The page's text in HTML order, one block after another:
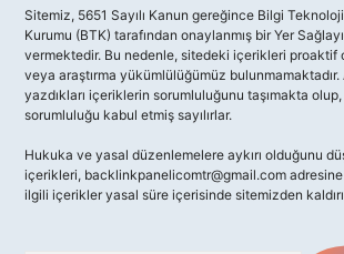
Sitemiz, 5651 Sayılı Kanun gereğince Bilgi
Kurumu (BTK) tarafından onaylanmış bir Yer
vermektedir. Bu nedenle, sitedeki içerikleri proaktif
veya araştırma yükümlülüğümüz
yazdıkları içeriklerin sorumluluğunu taşımakta
sorumluluğu kabul etmiş sayılırlar.
Hukuka ve yasal düzenlemelere aykırı olduğunu
içerikleri, backlinkpanelicomtr@gmail.com
ilgili içerikler yasal süre içerisinde sitemizden